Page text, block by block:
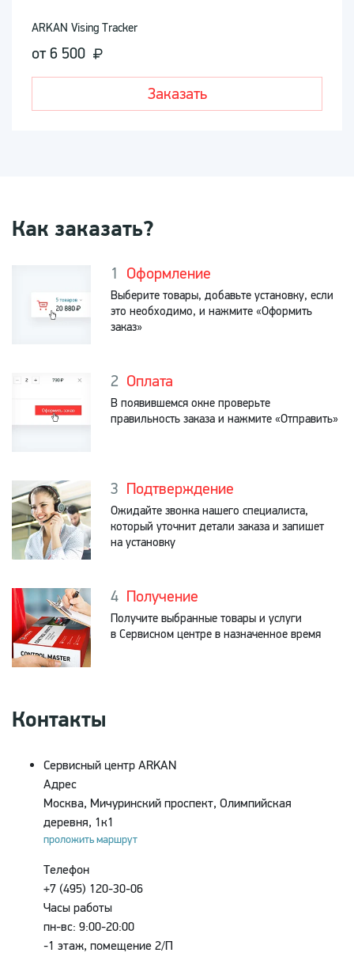
ARKAN Vising Tracker
от 6 500
Заказать
Как заказать?
Оформление
Выберите товары, добавьте установку, если
это необходимо, и нажмите «Оформить
заказ»
Оплата
В появившемся окне проверьте
правильность заказа и нажмите «Отправить»
Подтверждение
Ожидайте звонка нашего специалиста,
который уточнит детали заказа и запишет
на установку
Получение
Получите выбранные товары и услуги
в Сервисном центре в назначенное время
Контакты
Сервисный центр ARKAN
Адрес
Москва, Мичуринский проспект, Олимпийская
деревня, 1к1
проложить маршрут
Телефон
+7 (495) 120-30-06
Часы работы
пн-вс: 9:00-20:00
-1 этаж, помещение 2/П